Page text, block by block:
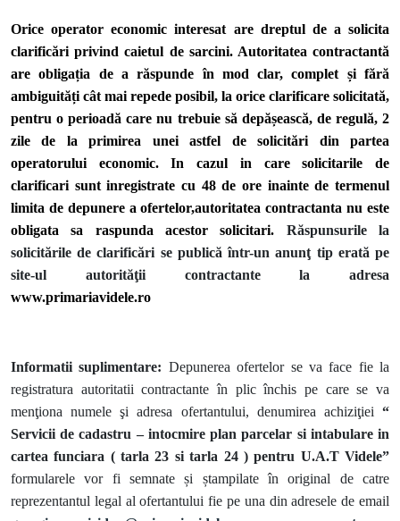
Orice operator economic interesat are dreptul de a solicita
clarificări privind caietul de sarcini. Autoritatea contractantă
are obligația de a răspunde în mod clar, complet și fără
ambiguități cât mai repede posibil, la orice clarificare solicitată,
pentru o perioadă care nu trebuie să depășească, de regulă, 2
zile de la primirea unei astfel de solicitări din partea
operatorului economic. In cazul in care solicitarile de
clarificari sunt inregistrate cu 48 de ore inainte de termenul
limita de depunere a ofertelor,autoritatea contractanta nu este
obligata sa raspunda acestor solicitari. Răspunsurile la
solicitările de clarificări se publică într-un anunţ tip erată pe
site-ul autorităţii contractante la adresa
www.primariavidele.ro
Informatii suplimentare: Depunerea ofertelor se va face fie la
registratura autoritatii contractante în plic închis pe care se va
menţiona numele şi adresa ofertantului, denumirea achiziţiei “
Servicii de cadastru – intocmire plan parcelar si intabulare in
cartea funciara ( tarla 23 si tarla 24 ) pentru U.A.T Videle”
formularele vor fi semnate și ștampilate în original de catre
reprezentantul legal al ofertantului fie pe una din adresele de email